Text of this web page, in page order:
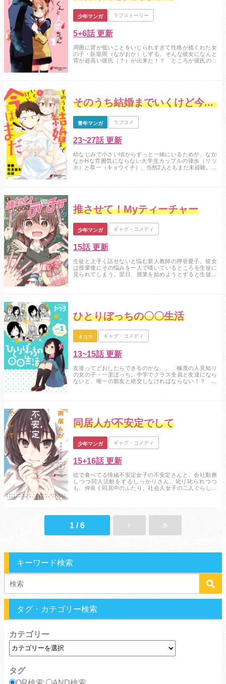
少年マンガ ラブストーリー
5+6話 更新
周囲に背が低いことをいじられすぎて性格が捻くれた女
の子・臥龍岡（ながおか）しずる。そんな彼女になんと
背が超高い彼氏（？）が出来た！？ ところが彼氏の西
そのうち結婚までいくけど今はまだ
青年マンガ ラブコメ
23~27話 更新
幼なじみで小さい頃からずっと一緒にいるためか、なか
なかHな雰囲気にならない大学生カップルの律歩（リツ
ホ）と恭一（キョウイチ）。当然2人ともまだ未経験。こ
たく興味がない様子で……？Hしちゃうぐらいまで早く関
推させて！Myティーチャー
少年マンガ ギャグ・コメディ
15話 更新
生徒と上手く話せないと悩む新人教師の押谷愛子。彼女
は授業後にその悩みを一人で嘆いているところを生徒に
見られてしまう。翌日、授業を始めようとすると生徒の
に！ そんな姿をちょっと気になる先輩教師に見られち
ひとりぼっちの〇〇生活
４コマ ギャグ・コメディ
13~15話 更新
友達ってどおしたらできるのかな…。 極度の人見知り
の女の子・一里ぼっち。中学でクラス全員と友達になら
ないと、唯一の親友と絶交しなければならない！？ 絶
同居人が不安定でして
少年マンガ ギャグ・コメディ
15+16話 更新
絵で食べてる情緒不安定女子の不安定さんと、会社勤務
しつつ同人活動をするしっかりさん。叱り叱られつつ
も、仲良く同居中のふたり。社会人女子の二人ぐらしを
1 / 6
キーワード検索
タグ・カテゴリー検索
カテゴリー
タグ